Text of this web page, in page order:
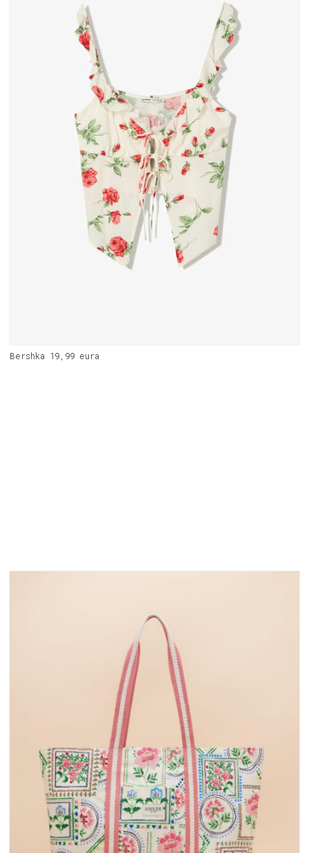
Bershka 19,99 eura